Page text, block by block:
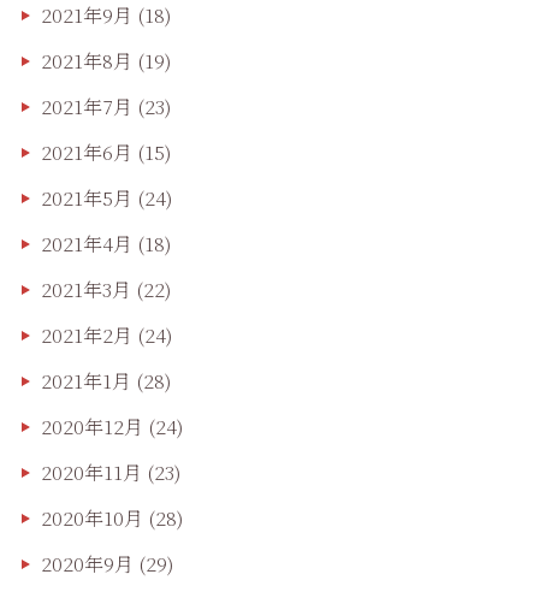
2021年9月 (18)
2021年8月 (19)
2021年7月 (23)
2021年6月 (15)
2021年5月 (24)
2021年4月 (18)
2021年3月 (22)
2021年2月 (24)
2021年1月 (28)
2020年12月 (24)
2020年11月 (23)
2020年10月 (28)
2020年9月 (29)